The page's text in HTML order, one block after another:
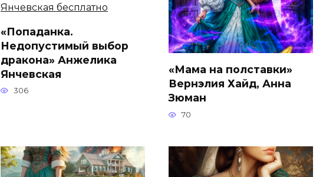
«Попаданка.
Недопустимый выбор
дракона» Анжелика
Янчевская
306
«Мама на полставки»
Вернэлия Хайд, Анна
Зюман
70